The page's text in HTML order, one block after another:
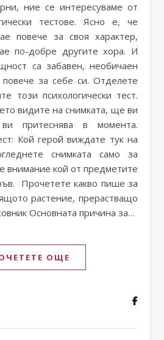
ние се интересуваме от
тестове. Ясно е, че
повече за своя характер,
по-добре другите хора. И
са забавен, необичаен
за себе си. Отделете
този психологически тест.
видите на снимката, ще ви
притеснява в момента.
Кой герой виждате тук на
снимката само за
внимание кой от предметите
Прочетете какво пише за
растение, прерастващо
Основната причина за…
ОЩЕ